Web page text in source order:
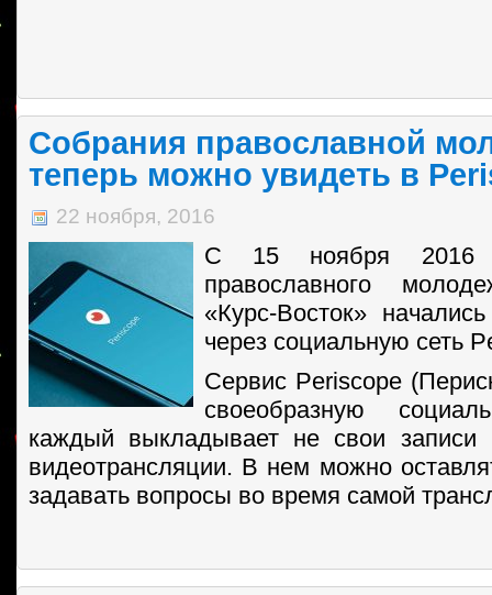
Собрания православной
теперь можно увидеть в
22 ноября, 2016
С 15 ноября 2016
православного
«Курс-Восток»
через социальную сеть
Сервис Periscope
своеобразную
каждый выкладывает не свои
видеотрансляции. В нем можно
задавать вопросы во время самой